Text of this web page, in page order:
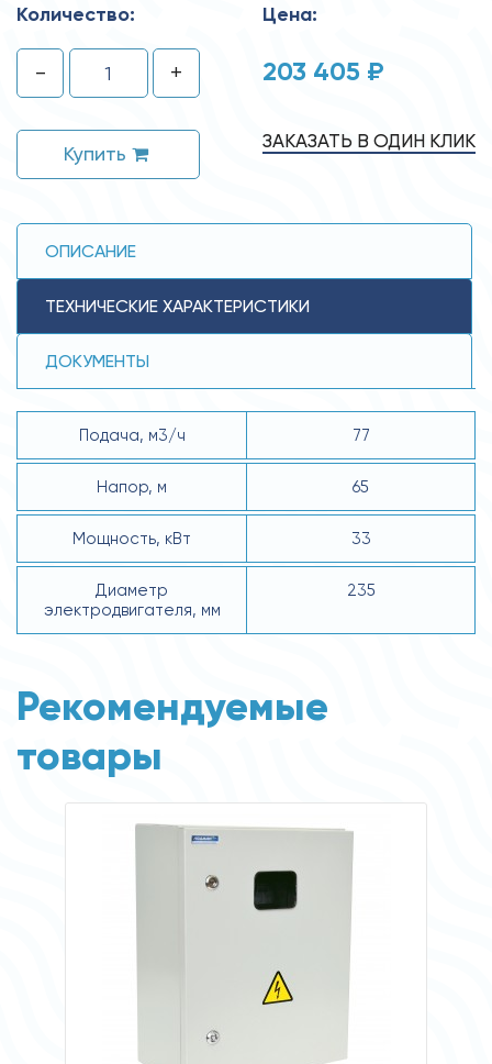
Количество:
- +
Купить
Цена:
203 405 ₽
ЗАКАЗАТЬ В ОДИН КЛИК
ОПИСАНИЕ
ТЕХНИЧЕСКИЕ ХАРАКТЕРИСТИКИ
ДОКУМЕНТЫ
Подача, м3/ч 77
Напор, м 65
Мощность, кВт 33
Диаметр
электродвигателя, мм
235
Рекомендуемые
товары